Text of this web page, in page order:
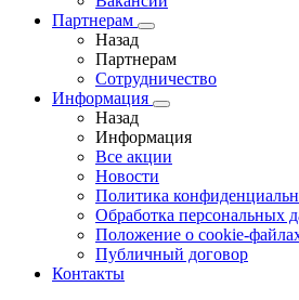
Партнерам
Назад
Партнерам
Сотрудничество
Информация
Назад
Информация
Все акции
Новости
Политика
Обработка персональных
Положение о cookie-
Публичный договор
Контакты